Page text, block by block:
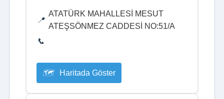
ATATÜRK MAHALLESİ MESUT
ATEŞSÖNMEZ CADDESİ NO:51/A
Haritada Göster